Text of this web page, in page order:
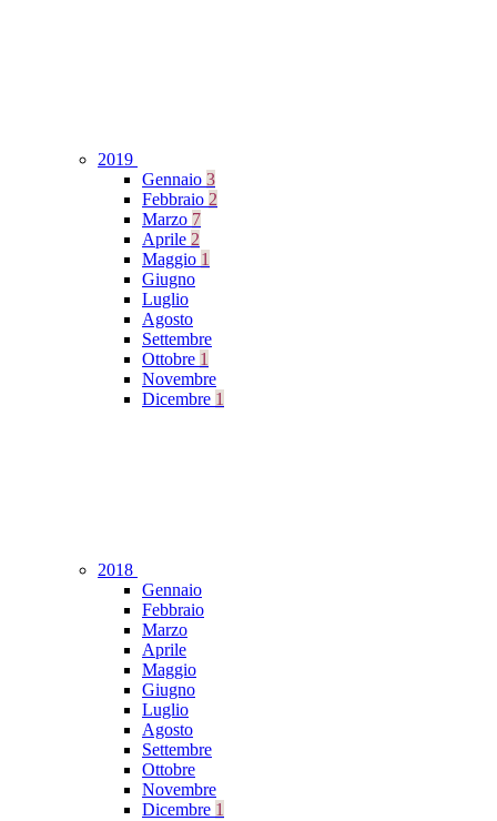
2019
Gennaio 3
Febbraio 2
Marzo 7
Aprile 2
Maggio 1
Giugno
Luglio
Agosto
Settembre
Ottobre 1
Novembre
Dicembre 1
2018
Gennaio
Febbraio
Marzo
Aprile
Maggio
Giugno
Luglio
Agosto
Settembre
Ottobre
Novembre
Dicembre 1